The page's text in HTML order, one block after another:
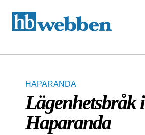
HAPARANDA
Lägenhetsbråk i
Haparanda